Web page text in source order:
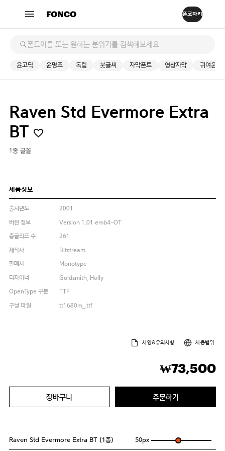
윤고딕 윤명조 독립 붓글씨 자막폰트 영상자막 귀여운
Raven Std Evermore Extra
BT
1종 글꼴
제품정보
출시년도
2001
버전 정보
Version 1.01 emb4-OT
총글리프 수
261
제작사
Bitstream
판매사
Monotype
디자이너
Goldsmith, Holly
OpenType 구분
TTF
구성 파일
tt1680m_.ttf
사양&유의사항 사용범위
₩73,500
장바구니 주문하기
Raven Std Evermore Extra BT (1종) 50px